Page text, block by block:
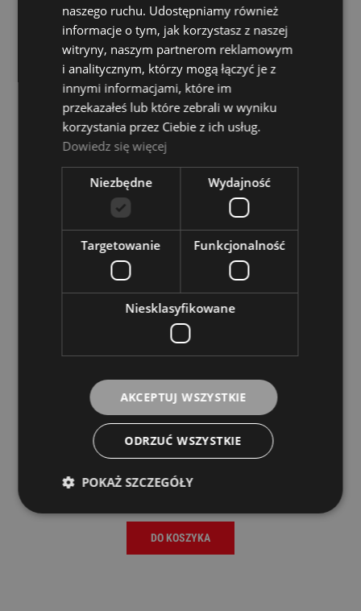
Ruby Gifts
149,00 zł
DO KOSZYKA
Ruby PA84 Metronom Czarny
149,00 zł
DO KOSZYKA
naszego ruchu. Udostępniamy również
informacje o tym, jak korzystasz z naszej
witryny, naszym partnerom reklamowym
i analitycznym, którzy mogą łączyć je z
innymi informacjami, które im
przekazałeś lub które zebrali w wyniku
korzystania przez Ciebie z ich usług.
Dowiedz się więcej
Niezbędne Wydajność
Targetowanie Funkcjonalność
Niesklasyfikowane
AKCEPTUJ WSZYSTKIE
ODRZUĆ WSZYSTKIE
POKAŻ SZCZEGÓŁY